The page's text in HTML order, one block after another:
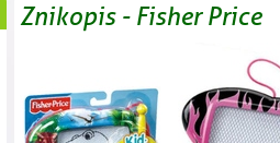
Znikopis - Fisher Price